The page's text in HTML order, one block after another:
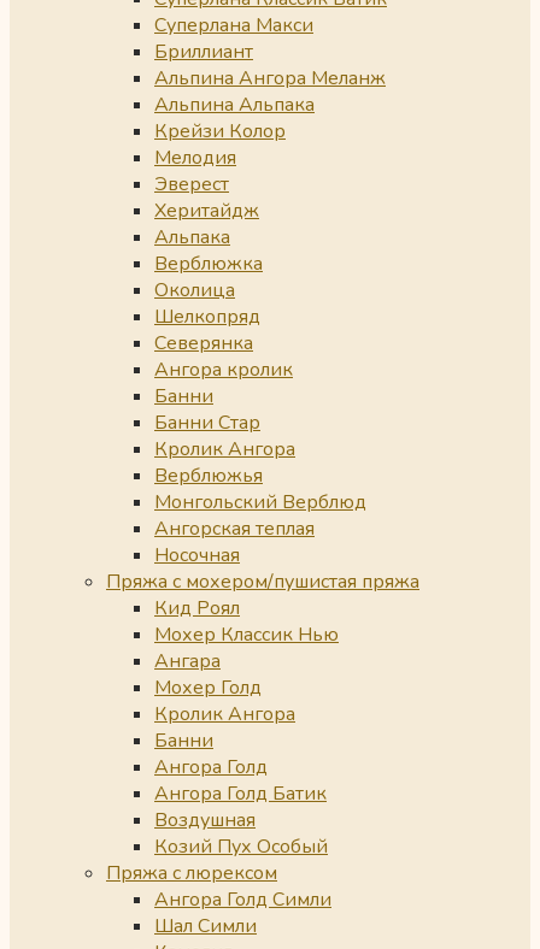
Суперлана Макси
Бриллиант
Альпина Ангора Меланж
Альпина Альпака
Крейзи Колор
Мелодия
Эверест
Херитайдж
Альпака
Верблюжка
Околица
Шелкопряд
Северянка
Ангора кролик
Банни
Банни Стар
Кролик Ангора
Верблюжья
Монгольский Верблюд
Ангорская теплая
Носочная
Пряжа с мохером/пушистая пряжа
Кид Роял
Мохер Классик Нью
Ангара
Мохер Голд
Кролик Ангора
Банни
Ангора Голд
Ангора Голд Батик
Воздушная
Козий Пух Особый
Пряжа с люрексом
Ангора Голд Симли
Шал Симли